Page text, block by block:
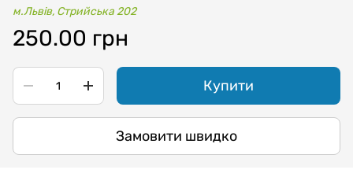
м.Львів, Стрийська 202
250.00 грн
Купити
Замовити швидко